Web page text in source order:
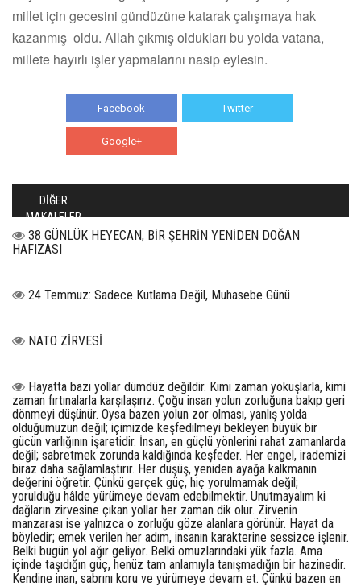
millet için gecesini gündüzüne katarak çalışmaya hak
kazanmış oldu. Allah çıkmış oldukları bu yolda vatana,
millete hayırlı işler yapmalarını nasip eylesin.
Facebook Twitter
Google+
DİĞER
MAKALELER
38 GÜNLÜK HEYECAN, BİR ŞEHRİN YENİDEN DOĞAN
HAFIZASI
24 Temmuz: Sadece Kutlama Değil, Muhasebe Günü
NATO ZİRVESİ
Hayatta bazı yollar dümdüz değildir. Kimi zaman yokuşlarla, kimi
zaman fırtınalarla karşılaşırız. Çoğu insan yolun zorluğuna bakıp geri
dönmeyi düşünür. Oysa bazen yolun zor olması, yanlış yolda
olduğumuzun değil; içimizde keşfedilmeyi bekleyen büyük bir
gücün varlığının işaretidir. İnsan, en güçlü yönlerini rahat zamanlarda
değil; sabretmek zorunda kaldığında keşfeder. Her engel, irademizi
biraz daha sağlamlaştırır. Her düşüş, yeniden ayağa kalkmanın
değerini öğretir. Çünkü gerçek güç, hiç yorulmamak değil;
yorulduğu hâlde yürümeye devam edebilmektir. Unutmayalım ki
dağların zirvesine çıkan yollar her zaman dik olur. Zirvenin
manzarası ise yalnızca o zorluğu göze alanlara görünür. Hayat da
böyledir; emek verilen her adım, insanın karakterine sessizce işlenir.
Belki bugün yol ağır geliyor. Belki omuzlarındaki yük fazla. Ama
içinde taşıdığın güç, henüz tam anlamıyla tanışmadığın bir hazinedir.
Kendine inan, sabrını koru ve yürümeye devam et. Çünkü bazen en